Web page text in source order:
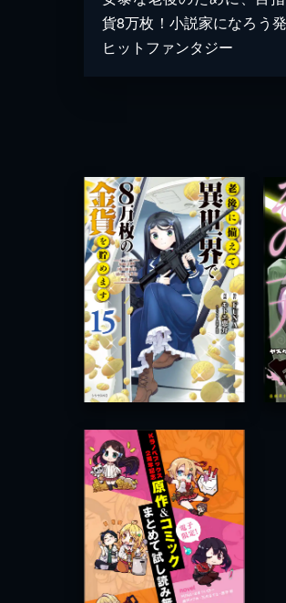
貨8万枚！小説家になろう
ヒットファンタジー